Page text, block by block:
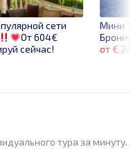
Мини
от €
сети
От 604€
сейчас!
тура за минуту.